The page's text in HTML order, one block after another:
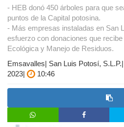
- HEB donó 450 árboles para que
puntos de la Capital potosina.
- Más empresas instaladas en San
esfuerzo con donaciones que
Ecológica y Manejo de Residuos.
Emsavalles| San Luis Potosí,
2023|
10:46